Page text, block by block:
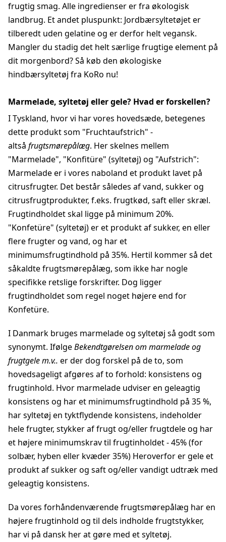
frugtig smag. Alle ingredienser er fra økologisk
landbrug. Et andet pluspunkt: Jordbærsyltetøjet er
tilberedt uden gelatine og er derfor helt vegansk.
Mangler du stadig det helt særlige frugtige element på
dit morgenbord? Så køb den økologiske
hindbærsyltetøj fra KoRo nu!
Marmelade, syltetøj eller gele? Hvad er forskellen?
I Tyskland, hvor vi har vores hovedsæde, betegenes
dette produkt som "Fruchtaufstrich" -
altså frugtsmørepålæg. Her skelnes mellem
"Marmelade", "Konfitüre" (syltetøj) og "Aufstrich":
Marmelade er i vores naboland et produkt lavet på
citrusfrugter. Det består således af vand, sukker og
citrusfrugtprodukter, f.eks. frugtkød, saft eller skræl.
Frugtindholdet skal ligge på minimum 20%.
"Konfetüre" (syltetøj) er et produkt af sukker, en eller
flere frugter og vand, og har et
minimumsfrugtindhold på 35%. Hertil kommer så det
såkaldte frugtsmørepålæg, som ikke har nogle
specifikke retslige forskrifter. Dog ligger
frugtindholdet som regel noget højere end for
Konfetüre.
I Danmark bruges marmelade og syltetøj så godt som
synonymt. IfølgeBekendtgørelsen om marmelade og
frugtgele m.v.. er der dog forskel på de to, som
hovedsageligt afgøres af to forhold: konsistens og
frugtinhold. Hvor marmelade udviser en geleagtig
konsistens og har et minimumsfrugtindhold på 35 %,
har syltetøj en tyktflydende konsistens, indeholder
hele frugter, stykker af frugt og/eller frugtdele og har
et højere minimumskrav til frugtinholdet - 45% (for
solbær, hyben eller kvæder 35%) Heroverfor er gele et
produkt af sukker og saft og/eller vandigt udtræk med
geleagtig konsistens.
Da vores forhåndenværende frugtsmørepålæg har en
højere frugtinhold og til dels indholde frugtstykker,
har vi på dansk her at gøre med et syltetøj.